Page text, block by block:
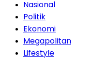
Nasional
Politik
Ekonomi
Megapolitan
Lifestyle